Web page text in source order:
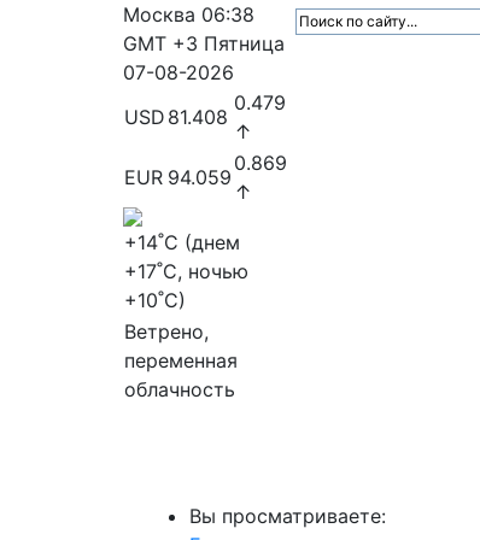
Москва 06:38
GMT +3 Пятница
07-08-2026
USD 81.408
0.479
↑
EUR 94.059
0.869
↑
+14˚C (днем
+17˚C, ночью
+10˚C)
Ветрено,
переменная
облачность
Вы просматриваете: